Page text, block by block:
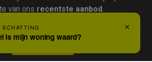
van ons recentste aanbod .